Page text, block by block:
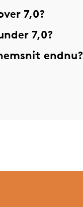
7,0?
7,0?
endnu?